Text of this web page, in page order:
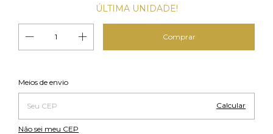
ÚLTIMA UNIDADE!
Entregas para o CEP:
Meios de envio
Calcular
Não sei meu CEP